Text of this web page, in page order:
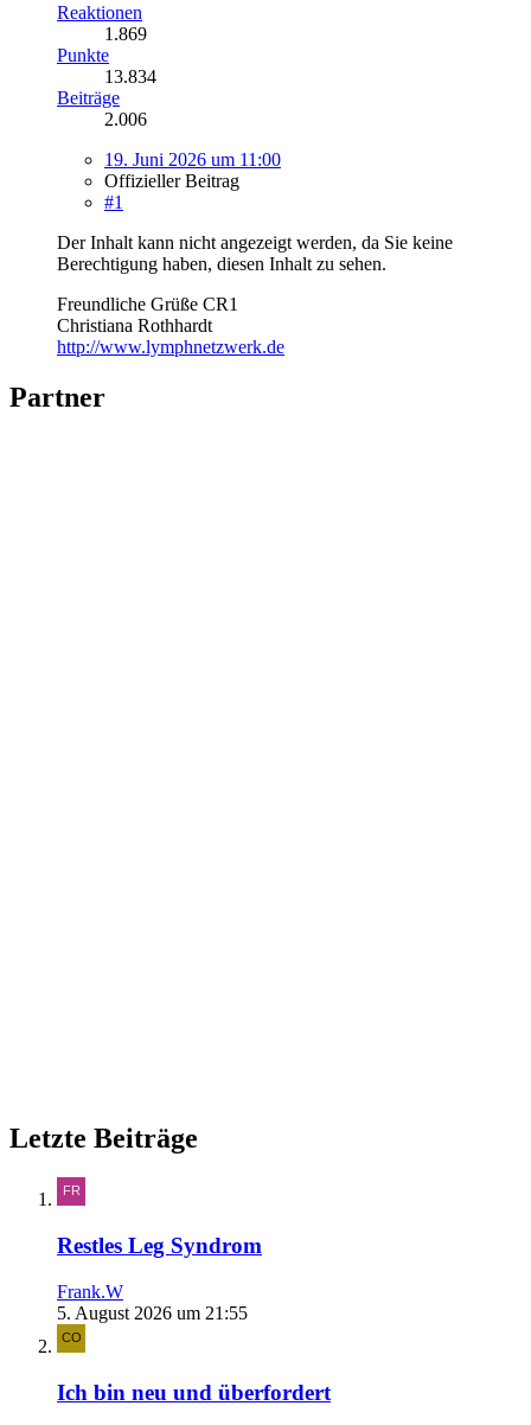
Reaktionen
1.869
Punkte
13.834
Beiträge
2.006
19. Juni 2026 um 11:00
Offizieller Beitrag
#1
Der Inhalt kann nicht angezeigt werden, da Sie keine
Berechtigung haben, diesen Inhalt zu sehen.
Freundliche Grüße CR1
Christiana Rothhardt
http://www.lymphnetzwerk.de
Partner
Letzte Beiträge
Restles Leg Syndrom
Frank.W
5. August 2026 um 21:55
Ich bin neu und überfordert